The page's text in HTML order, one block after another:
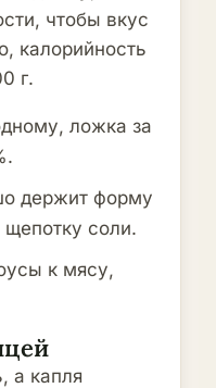
чтобы вкус
калорийность
г.
ложка за
держит форму
щепотку соли.
к мясу,
а капля